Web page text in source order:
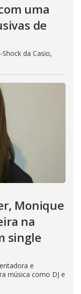
uma
de
da Casio,
Monique
na
single
e
música como DJ e